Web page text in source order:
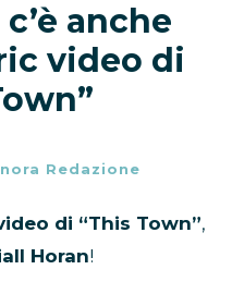
anche
video di
Redazione
di “This Town”,
Horan!